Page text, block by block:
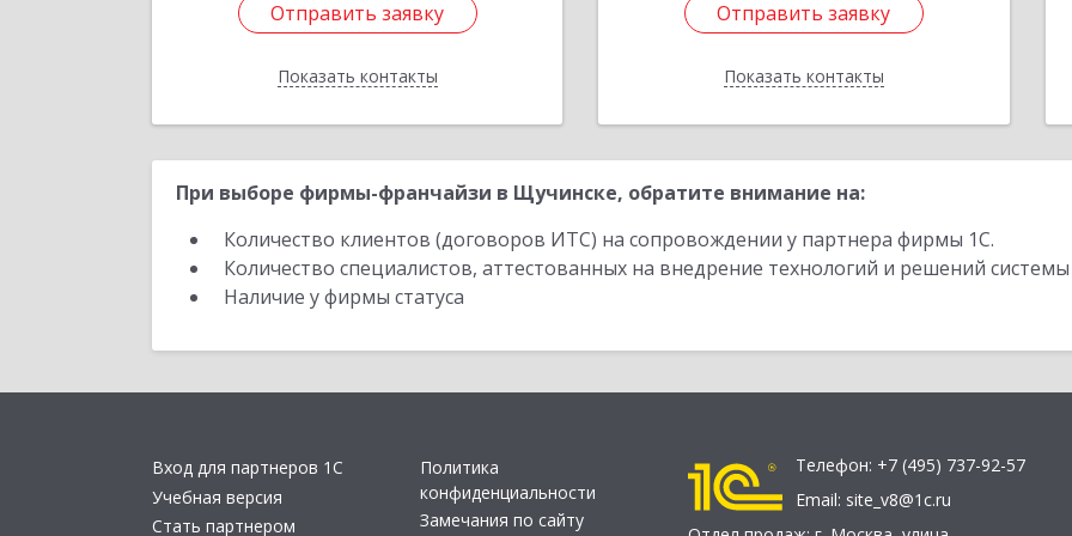
Отправить заявку
Показать контакты
Отправить заявку
Назад
Отправить заявку
Показать контакты
Отправить заявку
Назад
При выборе фирмы-франчайзи в Щучинске, обратите внимание на:
Количество клиентов (договоров ИТС) на сопровождении у партнера фирмы 1С.
Количество специалистов, аттестованных на внедрение технологий и решений
Наличие у фирмы статуса
Вход для партнеров 1С
Учебная версия
Стать партнером
Политика
конфиденциальности
Замечания по сайту
Телефон: +7 (495) 737-92-57
Email: site_v8@1c.ru